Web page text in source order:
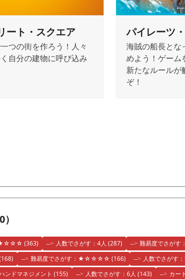
ート・スクエア
つの街を作ろう！人々
自分の建物に呼び込み
パイレーツ
海賊の船長とな
めよう！ゲーム
新たなルールが
ぞ！
(363) 人数でさがす：4人 (287) 難易度でさ
難易度でさがす：★☆☆☆☆ (166) 人数でさがす
ンドマネジメント (155) 人数でさがす：6人 (143) カー